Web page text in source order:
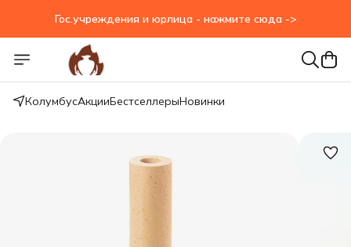
Гос.учреждения и юрлица - нажмите сюда ->
КолумбусАкцииБестселлерыНовинки